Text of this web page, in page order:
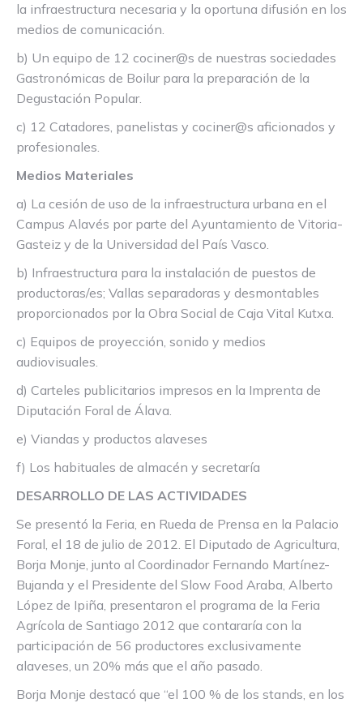
la infraestructura necesaria y la oportuna difusión en los
medios de comunicación.
b) Un equipo de 12 cociner@s de nuestras sociedades
Gastronómicas de Boilur para la preparación de la
Degustación Popular.
c) 12 Catadores, panelistas y cociner@s aficionados y
profesionales.
Medios Materiales
a) La cesión de uso de la infraestructura urbana en el
Campus Alavés por parte del Ayuntamiento de Vitoria-
Gasteiz y de la Universidad del País Vasco.
b) Infraestructura para la instalación de puestos de
productoras/es; Vallas separadoras y desmontables
proporcionados por la Obra Social de Caja Vital Kutxa.
c) Equipos de proyección, sonido y medios
audiovisuales.
d) Carteles publicitarios impresos en la Imprenta de
Diputación Foral de Álava.
e) Viandas y productos alaveses
f) Los habituales de almacén y secretaría
DESARROLLO DE LAS ACTIVIDADES
Se presentó la Feria, en Rueda de Prensa en la Palacio
Foral, el 18 de julio de 2012. El Diputado de Agricultura,
Borja Monje, junto al Coordinador Fernando Martínez-
Bujanda y el Presidente del Slow Food Araba, Alberto
López de Ipiña, presentaron el programa de la Feria
Agrícola de Santiago 2012 que contararía con la
participación de 56 productores exclusivamente
alaveses, un 20% más que el año pasado.
Borja Monje destacó que “el 100 % de los stands, en los